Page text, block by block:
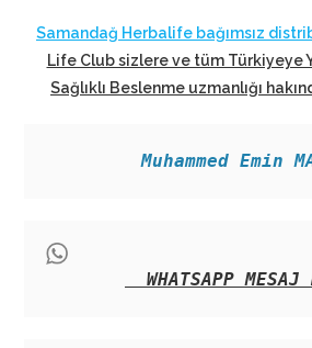
Samandağ Herbalife bağımsız
Life Club sizlere ve tüm Türkiyeye
Sağlıklı Beslenme uzmanlığı
Muhammed Emin
WHATSAPP